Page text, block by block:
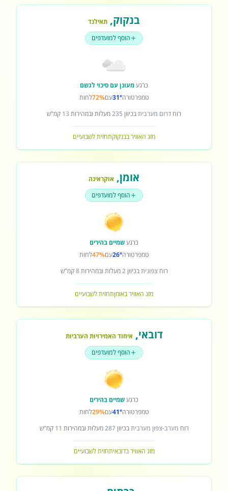
בנקוק, תאילנד
הוסף למועדפים
כרגעמעונן עם סיכוי לגשם
טמפרטורה31°עם72%לחות
רוח דרום מערביתבכיוון 235מעלות ובמהירות 13 קמ"ש
מזג האוויר בבנקוקתחזית לשבועיים
אומן, אוקראינה
הוסף למועדפים
כרגעשמיים בהירים
טמפרטורה26°עם47%לחות
רוחצפוניתבכיוון2מעלות ובמהירות8קמ"ש
מזג האוויר באומןתחזית לשבועיים
דובאי, איחוד האמירויות הערביות
הוסף למועדפים
כרגעשמיים בהירים
טמפרטורה41°עם29%לחות
רוח מערב-צפון מערביתבכיוון287מעלות ובמהירות 11 קמ"ש
מזג האוויר בדובאיתחזית לשבועיים